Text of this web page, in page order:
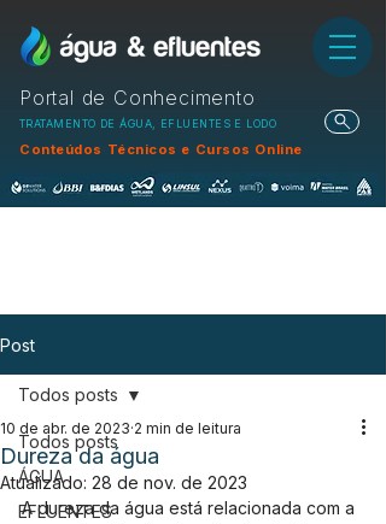
Portal de Conhecimento
TRATAMENTO DE ÁGUA, EFLUENTES E LODO
Conteúdos Técnicos e Cursos Online
Post
Todos posts
ÁGUA
EFLUENTES
Todos posts
Dureza da água
10 de abr. de 2023 2 min de leitura
Atualizado: 28 de nov. de 2023
A dureza da água está relacionada com a